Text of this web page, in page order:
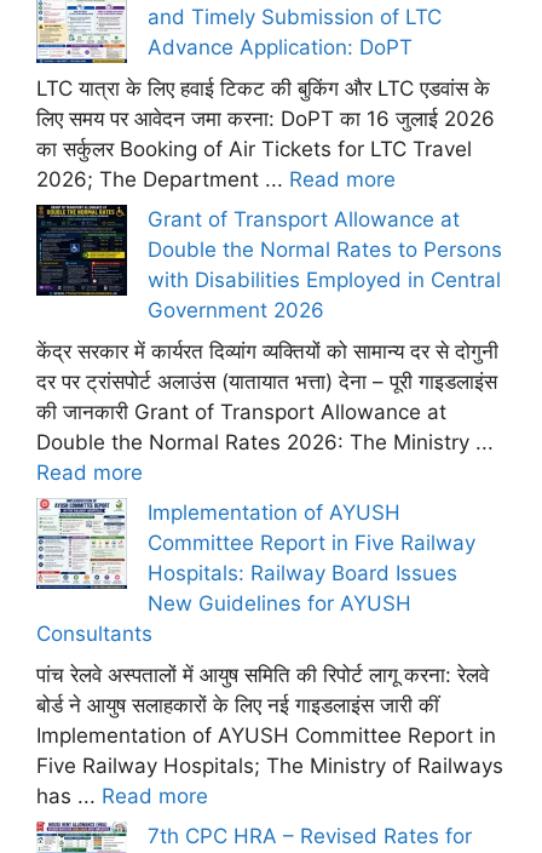
and Timely Submission of LTC
Advance Application: DoPT
LTC यात्रा के लिए हवाई टिकट की बुकिंग और LTC एडवांस के
लिए समय पर आवेदन जमा करना: DoPT का 16 जुलाई 2026
का सर्कुलर Booking of Air Tickets for LTC Travel
2026; The Department ... Read more
Grant of Transport Allowance at
Double the Normal Rates to Persons
with Disabilities Employed in Central
Government 2026
केंद्र सरकार में कार्यरत दिव्यांग व्यक्तियों को सामान्य दर से दोगुनी
दर पर ट्रांसपोर्ट अलाउंस (यातायात भत्ता) देना – पूरी गाइडलाइंस
की जानकारी Grant of Transport Allowance at
Double the Normal Rates 2026: The Ministry ...
Read more
Implementation of AYUSH
Committee Report in Five Railway
Hospitals: Railway Board Issues
New Guidelines for AYUSH
Consultants
पांच रेलवे अस्पतालों में आयुष समिति की रिपोर्ट लागू करना: रेलवे
बोर्ड ने आयुष सलाहकारों के लिए नई गाइडलाइंस जारी कीं
Implementation of AYUSH Committee Report in
Five Railway Hospitals; The Ministry of Railways
has ... Read more
7th CPC HRA – Revised Rates for